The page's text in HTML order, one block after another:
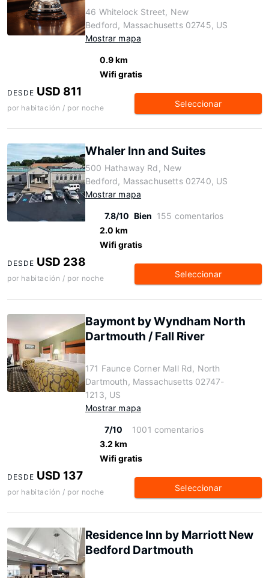
46 Whitelock Street, New
Bedford, Massachusetts 02745, US
Mostrar mapa
0.9 km
Wifi gratis
DESDE USD 811
por habitación / por noche Seleccionar
Whaler Inn and Suites
500 Hathaway Rd, New
Bedford, Massachusetts 02740, US
Mostrar mapa
7.8/10 Bien 155 comentarios
2.0 km
Wifi gratis
DESDE USD 238
por habitación / por noche Seleccionar
Baymont by Wyndham North
Dartmouth / Fall River
171 Faunce Corner Mall Rd, North
Dartmouth, Massachusetts 02747-
1213, US
Mostrar mapa
7/10
1001 comentarios
3.2 km
Wifi gratis
DESDE USD 137
por habitación / por noche Seleccionar
Residence Inn by Marriott New
Bedford Dartmouth